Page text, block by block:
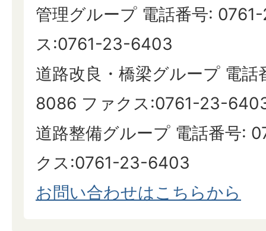
管理グループ 電話番号:
ス:0761-23-6403
道路改良・橋梁グループ 電
8086 ファクス:0761-23-
道路整備グループ 電話番号:
クス:0761-23-6403
お問い合わせはこちらから